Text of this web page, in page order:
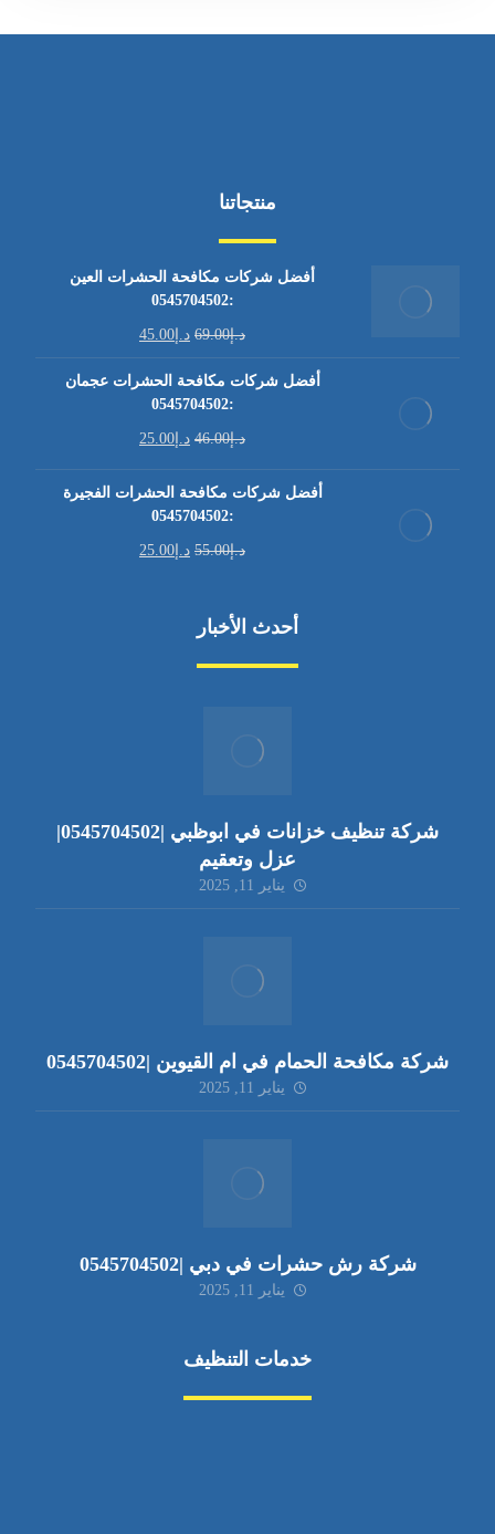
منتجاتنا
أفضل شركات مكافحة الحشرات العين
:0545704502
د.إ69.00 د.إ 45.00
أفضل شركات مكافحة الحشرات عجمان
:0545704502
د.إ46.00 د.إ 25.00
أفضل شركات مكافحة الحشرات الفجيرة
:0545704502
د.إ55.00 د.إ 25.00
أحدث الأخبار
شركة تنظيف خزانات في ابوظبي |0545704502|
عزل وتعقيم
يناير 11, 2025
شركة مكافحة الحمام في ام القيوين |0545704502
يناير 11, 2025
شركة رش حشرات في دبي |0545704502
يناير 11, 2025
خدمات التنظيف